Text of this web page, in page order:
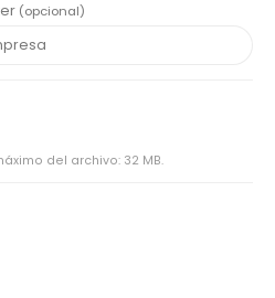
(opcional)
del archivo: 32 MB.